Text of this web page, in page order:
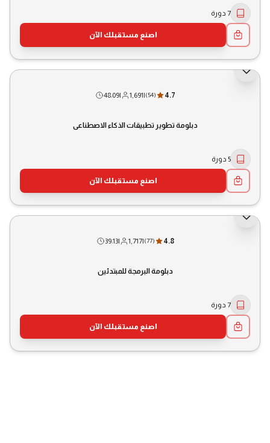
7 دورة
اصنع مستقبلك الآن
4.7
(54)
|
1,691
|
48:09
دبلومة تطوير تطبيقات الذكاء الاصطناعي
5 دورة
اصنع مستقبلك الآن
4.8
(77)
|
1,717
|
39:13
دبلومة البرمجة للمبتدئين
7 دورة
اصنع مستقبلك الآن